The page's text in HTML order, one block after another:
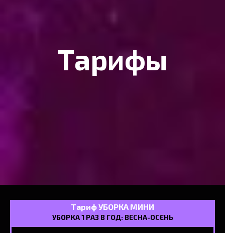
Тарифы
Тариф УБОРКА МИНИ
УБОРКА 1 РАЗ В ГОД: ВЕСНА-ОСЕНЬ